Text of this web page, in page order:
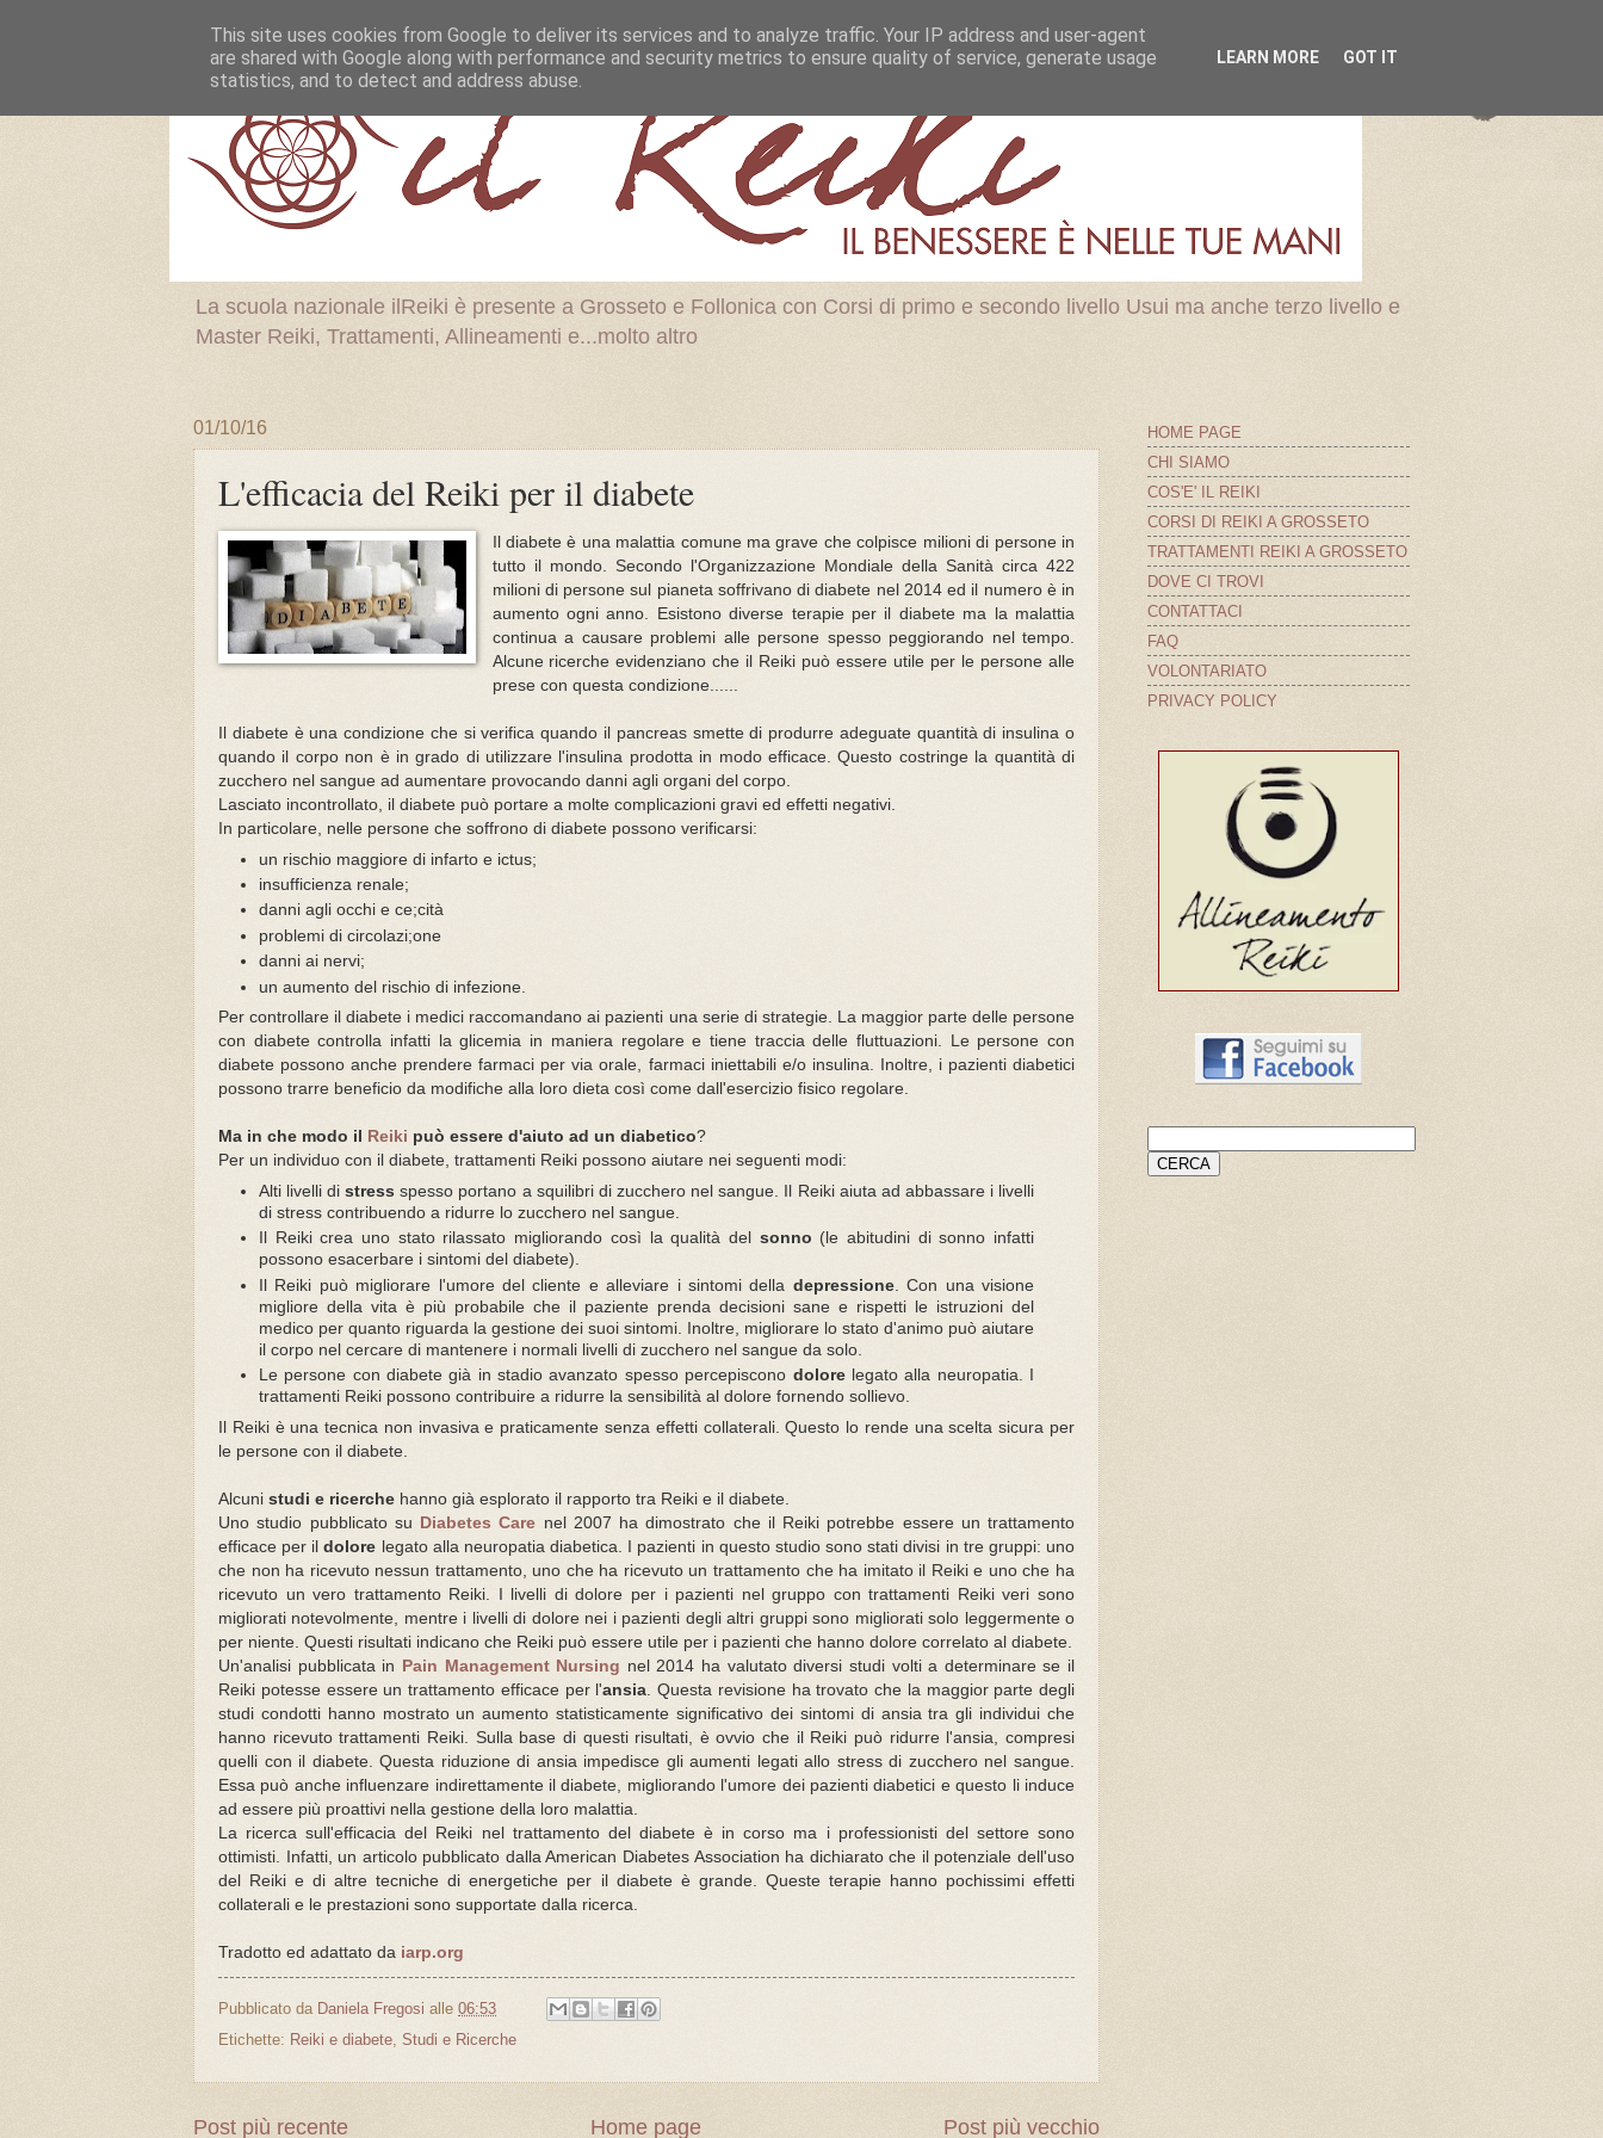
La scuola nazionale ilReiki è presente a Grosseto e Follonica con Corsi di primo e secondo livello Usui ma anche terzo livello e
Master Reiki, Trattamenti, Allineamenti e...molto altro
01/10/16
L'efficacia del Reiki per il diabete
Il diabete è una malattia comune ma grave che colpisce milioni di persone in
tutto il mondo. Secondo l'Organizzazione Mondiale della Sanità circa 422
milioni di persone sul pianeta soffrivano di diabete nel 2014 ed il numero è in
aumento ogni anno. Esistono diverse terapie per il diabete ma la malattia
continua a causare problemi alle persone spesso peggiorando nel tempo.
Alcune ricerche evidenziano che il Reiki può essere utile per le persone alle
prese con questa condizione......
Il diabete è una condizione che si verifica quando il pancreas smette di produrre adeguate quantità di insulina o
quando il corpo non è in grado di utilizzare l'insulina prodotta in modo efficace. Questo costringe la quantità di
zucchero nel sangue ad aumentare provocando danni agli organi del corpo.
Lasciato incontrollato, il diabete può portare a molte complicazioni gravi ed effetti negativi.
In particolare, nelle persone che soffrono di diabete possono verificarsi:
un rischio maggiore di infarto e ictus;
insufficienza renale;
danni agli occhi e ce;cità
problemi di circolazi;one
danni ai nervi;
un aumento del rischio di infezione.
Per controllare il diabete i medici raccomandano ai pazienti una serie di strategie. La maggior parte delle persone
con diabete controlla infatti la glicemia in maniera regolare e tiene traccia delle fluttuazioni. Le persone con
diabete possono anche prendere farmaci per via orale, farmaci iniettabili e/o insulina. Inoltre, i pazienti diabetici
possono trarre beneficio da modifiche alla loro dieta così come dall'esercizio fisico regolare.
Ma in che modo il Reiki può essere d'aiuto ad un diabetico?
Per un individuo con il diabete, trattamenti Reiki possono aiutare nei seguenti modi:
Alti livelli distress spesso portano a squilibri di zucchero nel sangue. Il Reiki aiuta ad abbassare i livelli
di stress contribuendo a ridurre lo zucchero nel sangue.
Il Reiki crea uno stato rilassato migliorando così la qualità del sonno (le abitudini di sonno infatti
possono esacerbare i sintomi del diabete).
Il Reiki può migliorare l'umore del cliente e alleviare i sintomi della depressione. Con una visione
migliore della vita è più probabile che il paziente prenda decisioni sane e rispetti le istruzioni del
medico per quanto riguarda la gestione dei suoi sintomi. Inoltre, migliorare lo stato d'animo può aiutare
il corpo nel cercare di mantenere i normali livelli di zucchero nel sangue da solo.
Le persone con diabete già in stadio avanzato spesso percepiscono dolorelegato alla neuropatia. I
trattamenti Reiki possono contribuire a ridurre la sensibilità al dolore fornendo sollievo.
Il Reiki è una tecnica non invasiva e praticamente senza effetti collaterali. Questo lo rende una scelta sicura per
le persone con il diabete.
Alcuni studi e ricerche hanno già esplorato il rapporto tra Reiki e il diabete.
Uno studio pubblicato su
Diabetes Care nel 2007 ha dimostrato che il Reiki potrebbe essere un trattamento
efficace per ildolore legato alla neuropatia diabetica. I pazienti in questo studio sono stati divisi in tre gruppi: uno
che non ha ricevuto nessun trattamento, uno che ha ricevuto un trattamento che ha imitato il Reiki e uno che ha
ricevuto un vero trattamento Reiki. I livelli di dolore per i pazienti nel gruppo con trattamenti Reiki veri sono
migliorati notevolmente, mentre i livelli di dolore nei i pazienti degli altri gruppi sono migliorati solo leggermente o
per niente. Questi risultati indicano che Reiki può essere utile per i pazienti che hanno dolore correlato al diabete.
Un'analisi pubblicata in
Pain Management Nursing nel 2014 ha valutato diversi studi volti a determinare se il
Reiki potesse essere un trattamento efficace per l'ansia . Questa revisione ha trovato che la maggior parte degli
studi condotti hanno mostrato un aumento statisticamente significativo dei sintomi di ansia tra gli individui che
hanno ricevuto trattamenti Reiki. Sulla base di questi risultati, è ovvio che il Reiki può ridurre l'ansia, compresi
quelli con il diabete. Questa riduzione di ansia impedisce gli aumenti legati allo stress di zucchero nel sangue.
Essa può anche influenzare indirettamente il diabete, migliorando l'umore dei pazienti diabetici e questo li induce
ad essere più proattivi nella gestione della loro malattia.
La ricerca sull'efficacia del Reiki nel trattamento del diabete è in corso ma i professionisti del settore sono
ottimisti. Infatti, un articolo pubblicato dalla American Diabetes Association ha dichiarato che il potenziale dell'uso
del Reiki e di altre tecniche di energetiche per il diabete è grande. Queste terapie hanno pochissimi effetti
collaterali e le prestazioni sono supportate dalla ricerca.
Tradotto ed adattato da iarp.org
Pubblicato da Daniela Fregosi alle 06:53
Etichette: Reiki e diabete, Studi e Ricerche
Post più recente Post più vecchio
Home page
HOME PAGE
CHI SIAMO
COS'E' IL REIKI
CORSI DI REIKI A GROSSETO
TRATTAMENTI REIKI A GROSSETO
DOVE CI TROVI
CONTATTACI
FAQ
VOLONTARIATO
PRIVACY POLICY
This site uses cookies from Google to deliver its services and to analyze traffic. Your IP address and user-agent
are shared with Google along with performance and security metrics to ensure quality of service, generate usage
statistics, and to detect and address abuse.
LEARN MORE GOT IT